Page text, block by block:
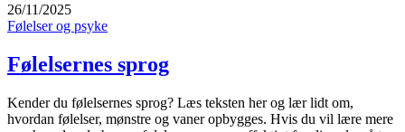
26/11/2025
Følelser og psyke
Følelsernes sprog
Kender du følelsernes sprog? Læs teksten her og lær lidt om,
hvordan følelser, mønstre og vaner opbygges. Hvis du vil lære mere